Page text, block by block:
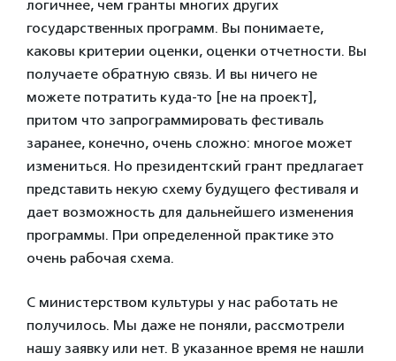
логичнее, чем гранты многих других
государственных программ. Вы понимаете,
каковы критерии оценки, оценки отчетности. Вы
получаете обратную связь. И вы ничего не
можете потратить куда-то [не на проект],
притом что запрограммировать фестиваль
заранее, конечно, очень сложно: многое может
измениться. Но президентский грант предлагает
представить некую схему будущего фестиваля и
дает возможность для дальнейшего изменения
программы. При определенной практике это
очень рабочая схема.
С министерством культуры у нас работать не
получилось. Мы даже не поняли, рассмотрели
нашу заявку или нет. В указанное время не нашли